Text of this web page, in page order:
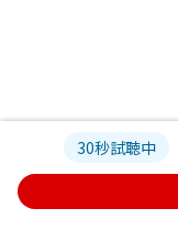
30秒試聴中